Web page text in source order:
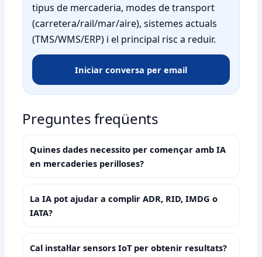
tipus de mercaderia, modes de transport
(carretera/rail/mar/aire), sistemes actuals
(TMS/WMS/ERP) i el principal risc a reduir.
Iniciar conversa per email
Preguntes freqüents
Quines dades necessito per començar amb IA
en mercaderies perilloses?
La IA pot ajudar a complir ADR, RID, IMDG o
IATA?
Cal instal·lar sensors IoT per obtenir resultats?